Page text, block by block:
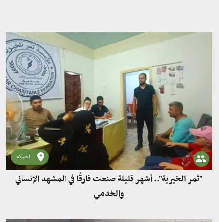
الحسكة
"ثمر الخيرية".. أشهر قليلة صنعت فارقًا في المشهد الإنساني
والخدمي